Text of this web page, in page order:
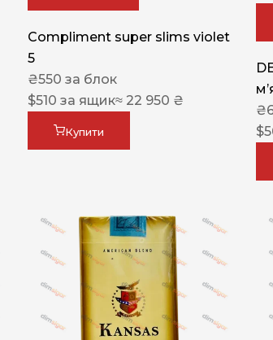
Compliment super slims violet
5
₴550 за блок
$510 за ящик≈ 22 950 ₴
Купити
₴
$